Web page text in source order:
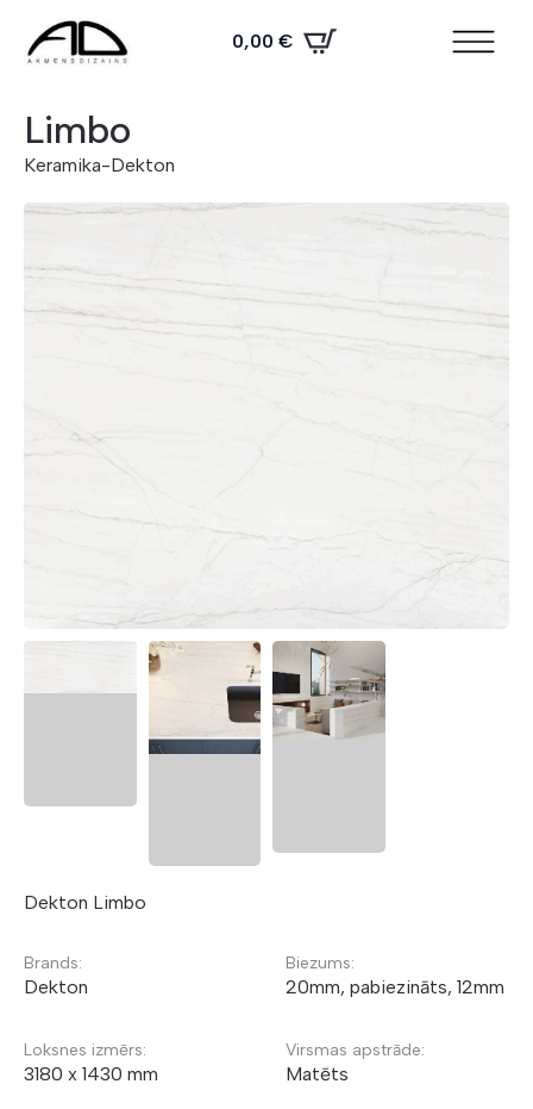
0,00 €
Limbo
Keramika-Dekton
Dekton Limbo
Brands:
Dekton
Biezums:
20mm, pabiezināts, 12mm
Loksnes izmērs:
3180 x 1430 mm
Virsmas apstrāde:
Matēts